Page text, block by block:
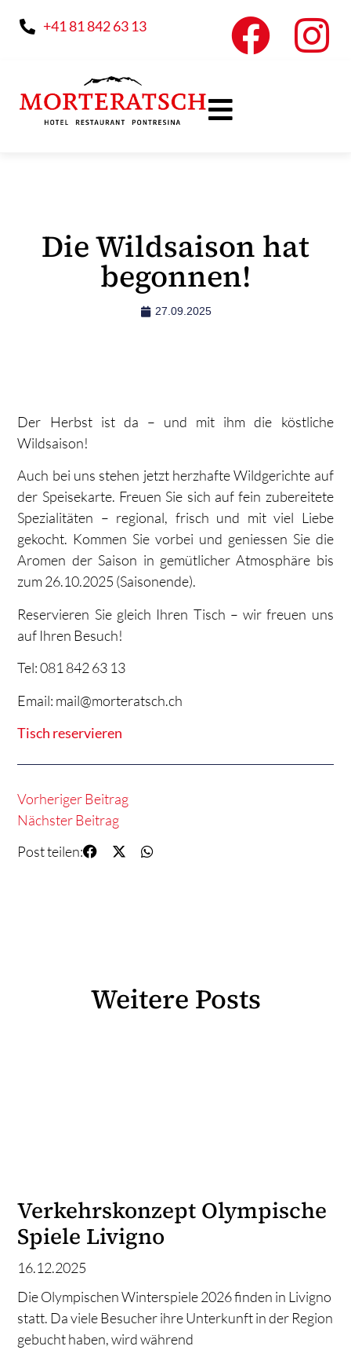
+41 81 842 63 13
Die Wildsaison hat
begonnen!
27.09.2025
Der Herbst ist da – und mit ihm die köstliche
Wildsaison!
Auch bei uns stehen jetzt herzhafte Wildgerichte auf
der Speisekarte. Freuen Sie sich auf fein zubereitete
Spezialitäten – regional, frisch und mit viel Liebe
gekocht. Kommen Sie vorbei und geniessen Sie die
Aromen der Saison in gemütlicher Atmosphäre bis
zum 26.10.2025 (Saisonende).
Reservieren Sie gleich Ihren Tisch – wir freuen uns
auf Ihren Besuch!
Tel: 081 842 63 13
Email: mail@morteratsch.ch
Tisch reservieren
Vorheriger Beitrag
Nächster Beitrag
Post teilen:
Weitere Posts
Verkehrskonzept Olympische
Spiele Livigno
16.12.2025
Die Olympischen Winterspiele 2026 finden in Livigno
statt. Da viele Besucher ihre Unterkunft in der Region
gebucht haben, wird während